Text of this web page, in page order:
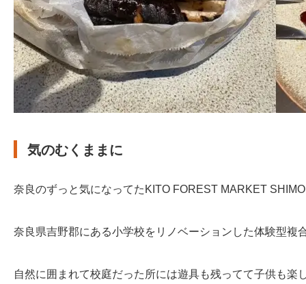
気のむくままに
奈良のずっと気になってたKITO FOREST MARKET
奈良県吉野郡にある小学校をリノベーションした体験型複
自然に囲まれて校庭だった所には遊具も残ってて子供も楽